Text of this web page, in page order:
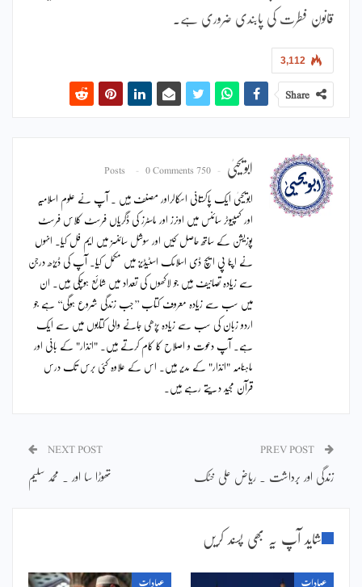
قانون فطرت کی پابندی ضروری ہے۔
3,112
Share
ابویحییٰ 750 Posts
0 Comments
ابویحییٰ ایک پاکستانی اسکالراور مصنف ہیں ۔ آپ نے علوم اسلامیہ
اور کمپیوٹر سائنس میں اونرز اور ماسٹرز کی ڈگریاں فرسٹ کلاس فرسٹ
پوزیشن کے ساتھ حاصل کیں اور سوشل سائنسز میں ایم فل کیا۔ انہوں
نے اپنا پی ایچ ڈی اسلامک اسٹیڈیز میں مکمل کیا۔ آپ کی ڈیڑھ درجن
سے زیادہ تصانیف ہیں جو لاکھوں کی تعداد میں شائع ہوچکی ہیں۔ ان
میں سب سے زیادہ معروف کتاب ’’جب زندگی شروع ہوگی‘‘ ہے جو
اردو زبان کی سب سے زیادہ پڑھی جانے والی کتابوں میں سے ایک
ہے۔ آپ دعوت و اصلاح کا کام کرتے ہیں۔ "انذار" کے بانی اور
ماہنامہ "انذار" کے مدیر ہیں۔ اس کے علاوہ کئی برس تک درس
قرآن مجید دیتے رہے ہیں۔
زندگی اور برداشت ۔ ریاض علی خٹک
NEXT POST
تھوڑا سا اور ۔ محمد سلیم
شاید آپ یہ بھی پسند کریں
عبادات عبادات